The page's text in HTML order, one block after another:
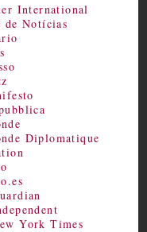
International
Notícias
Diplomatique
York Times